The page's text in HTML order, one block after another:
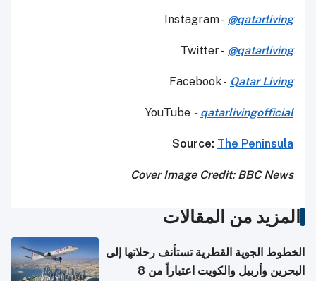
Instagram - @qatarliving
Twitter - @qatarliving
Facebook - Qatar Living
YouTube - qatarlivingofficial
Source: The Peninsula
Cover Image Credit: BBC News
المزيد من المقالات
الخطوط الجوية القطرية تستأنف رحلاتها إلى
البحرين وأربيل والكويت اعتباراً من 8